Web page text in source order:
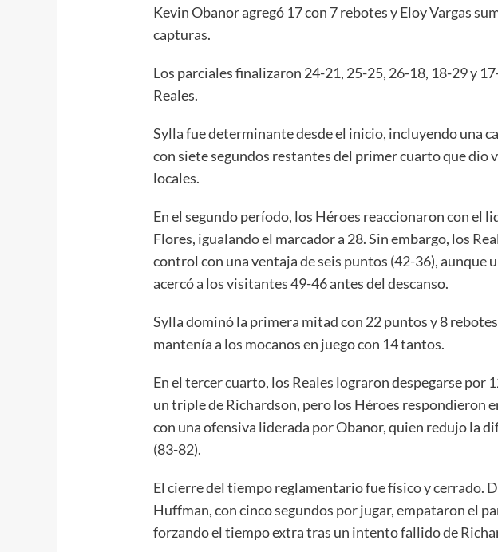
Kevin Obanor agregó 17 con 7 rebotes y Eloy Vargas
capturas.
Los parciales finalizaron 24-21, 25-25, 26-18, 18-29 y
Reales.
Sylla fue determinante desde el inicio, incluyendo una
con siete segundos restantes del primer cuarto que dio
locales.
En el segundo período, los Héroes reaccionaron con el
Flores, igualando el marcador a 28. Sin embargo, los
control con una ventaja de seis puntos (42-36), aunque
acercó a los visitantes 49-46 antes del descanso.
Sylla dominó la primera mitad con 22 puntos y 8
mantenía a los mocanos en juego con 14 tantos.
En el tercer cuarto, los Reales lograron despegarse por
un triple de Richardson, pero los Héroes respondieron
con una ofensiva liderada por Obanor, quien redujo la
(83-82).
El cierre del tiempo reglamentario fue físico y cerrado.
Huffman, con cinco segundos por jugar, empataron el
forzando el tiempo extra tras un intento fallido de